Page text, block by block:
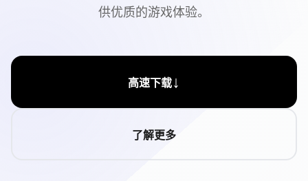
供优质的游戏体验。
高速下载↓
了解更多